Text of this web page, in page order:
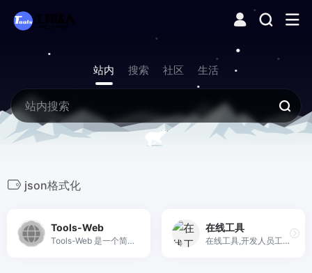
站内 搜索 社区 生活
json格式化
Tools-Web
Tools-Web 是一个简洁高效的轻量级在线工具箱，为用户提供了一系列实用的在线工具，帮助用户快速完成各种常见的任务。
在线工具
在线工具,开发人员工具,代码格式化、压缩、加密、解密,下载链接转换,json格式化,正则测试工具,favicon在线制作,字帖工具,中文简繁体转换,迅雷下载链接转换,进制转换,二维码,照片压缩,pdf合并